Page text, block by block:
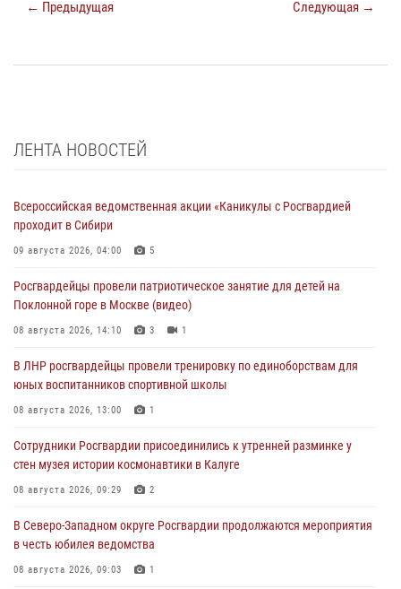
← Предыдущая Следующая →
ЛЕНТА НОВОСТЕЙ
Всероссийская ведомственная акции «Каникулы с Росгвардией
проходит в Сибири
09 августа 2026, 04:00 5
Росгвардейцы провели патриотическое занятие для детей на
Поклонной горе в Москве (видео)
08 августа 2026, 14:10 3 1
В ЛНР росгвардейцы провели тренировку по единоборствам для
юных воспитанников спортивной школы
08 августа 2026, 13:00 1
Сотрудники Росгвардии присоединились к утренней разминке у
стен музея истории космонавтики в Калуге
08 августа 2026, 09:29 2
В Северо-Западном округе Росгвардии продолжаются мероприятия
в честь юбилея ведомства
08 августа 2026, 09:03 1